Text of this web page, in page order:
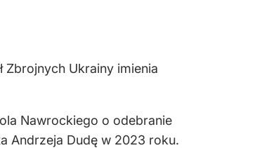
Zbrojnych Ukrainy imienia
Nawrockiego o odebranie
Andrzeja Dudę w 2023 roku.